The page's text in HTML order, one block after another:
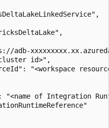
adb-
id>",
"<workspace
"<name of Integration